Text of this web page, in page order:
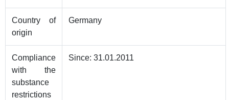
Country of
origin
Germany
Compliance
with the
substance
restrictions
Since: 31.01.2011